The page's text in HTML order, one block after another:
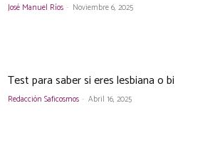
José Manuel Ríos - Noviembre 6, 2025
Test para saber si eres lesbiana o bi
Redacción Saficosmos - Abril 16, 2025